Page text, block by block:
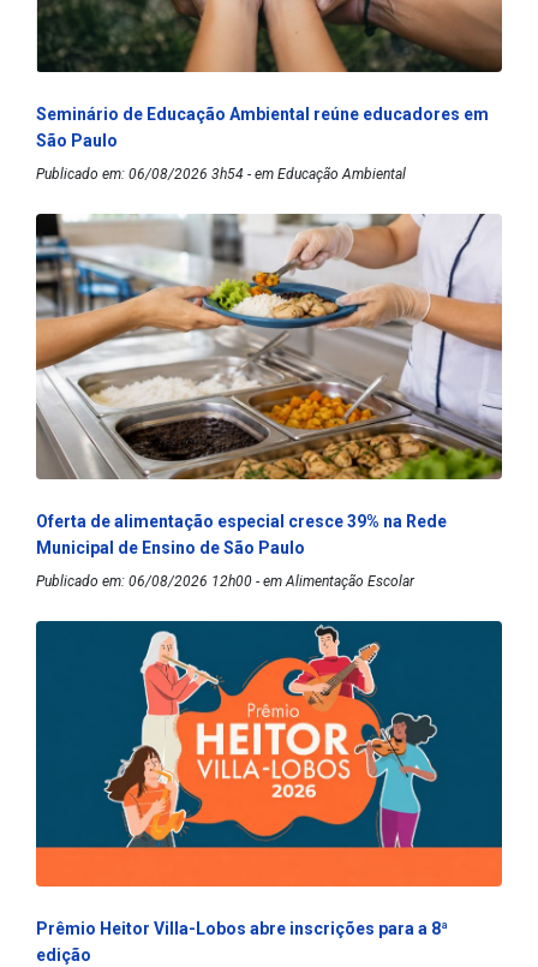
Seminário de Educação Ambiental reúne educadores em
São Paulo
Publicado em: 06/08/2026 3h54 - em Educação Ambiental
Oferta de alimentação especial cresce 39% na Rede
Municipal de Ensino de São Paulo
Publicado em: 06/08/2026 12h00 - em Alimentação Escolar
Prêmio Heitor Villa-Lobos abre inscrições para a 8ª
edição